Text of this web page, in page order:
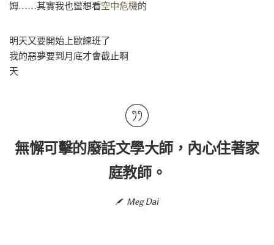
姆……其實我也蠻想看空中危機的
明天又要開始上歐練班了
我的惡夢要到月底才會截止啊
天
無懈可擊的廢話文學大師，內心住著家
庭教師。
Meg Dai